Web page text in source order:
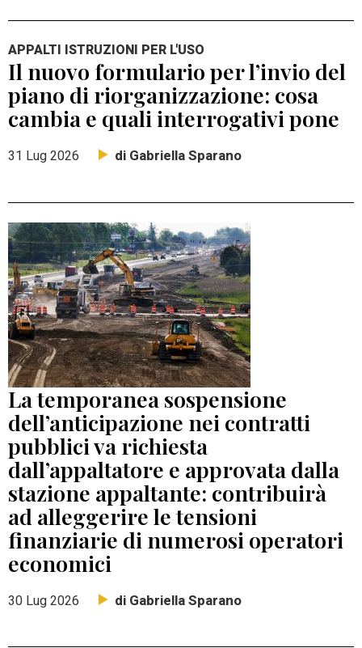
APPALTI ISTRUZIONI PER L'USO
Il nuovo formulario per l’invio del
piano di riorganizzazione: cosa
cambia e quali interrogativi pone
31 Lug 2026 di Gabriella Sparano
La temporanea sospensione
dell’anticipazione nei contratti
pubblici va richiesta
dall’appaltatore e approvata dalla
stazione appaltante: contribuirà
ad alleggerire le tensioni
finanziarie di numerosi operatori
economici
30 Lug 2026 di Gabriella Sparano